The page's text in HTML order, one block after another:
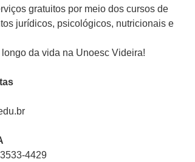
gratuitos por meio dos cursos de
jurídicos, psicológicos, nutricionais e
da vida na Unoesc Videira!
4429